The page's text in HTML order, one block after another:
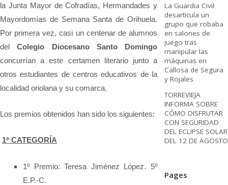
la Junta Mayor de Cofradías, Hermandades y
Mayordomías de Semana Santa de Orihuela.
Por primera vez, casi un centenar de alumnos
delColegio Diocesano Santo Domingo
concurrían a este certamen literario junto a
otros estudiantes de centros educativos de la
localidad oriolana y su comarca.
Los premios obtenidos han sido los siguientes:
1ª CATEGORÍA
1º Premio: Teresa Jiménez López. 5º
E.P.-C.
La Guardia Civil
desarticula un
grupo que robaba
en salones de
juego tras
manipular las
máquinas en
Callosa de Segura
y Rojales
TORREVIEJA
INFORMA SOBRE
CÓMO DISFRUTAR
CON SEGURIDAD
DEL ECLIPSE SOLAR
DEL 12 DE AGOSTO
Pages